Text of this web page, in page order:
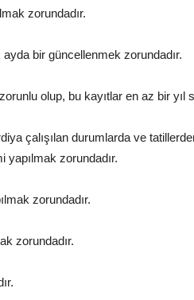
zorundadır.
bir güncellenmek zorundadır.
olup, bu kayıtlar en az bir yıl
çalışılan durumlarda ve
yapılmak zorundadır.
zorundadır.
zorundadır.